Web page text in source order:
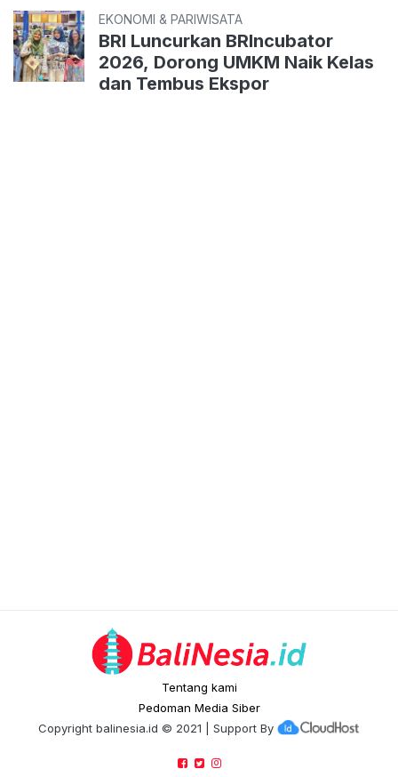
EKONOMI & PARIWISATA
BRI Luncurkan BRIncubator
2026, Dorong UMKM Naik Kelas
dan Tembus Ekspor
Tentang kami
Pedoman Media Siber
Copyright balinesia.id © 2021 | Support By